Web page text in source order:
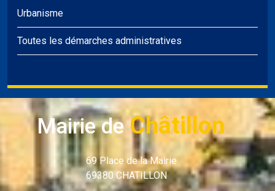
Urbanisme
Toutes les démarches administratives
Mairie deChâtillon
69 Place de la Mairie
69380 CHATILLON